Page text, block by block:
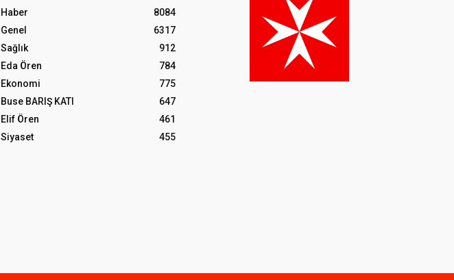
Haber
8084
Genel
6317
Sağlık
912
Eda Ören
784
Ekonomi
775
Buse BARIŞ KATI
647
Elif Ören
461
Siyaset
455